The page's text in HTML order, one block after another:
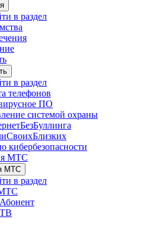
в раздел
в раздел
телефонов
ПО
системой охраны
кибербезопасности
МТС
МТС
в раздел